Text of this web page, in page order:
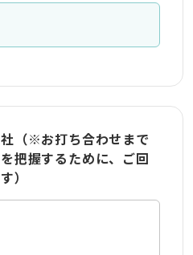
（※お打ち合わせまで
把握するために、ご回
）